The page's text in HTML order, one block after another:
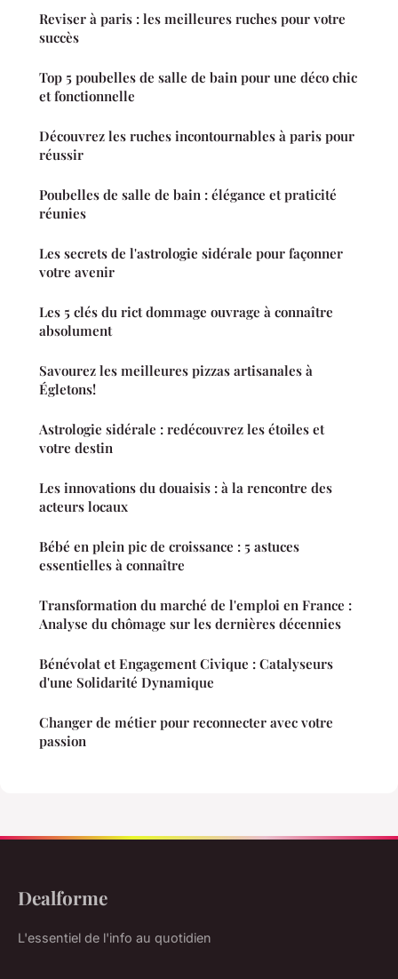
Reviser à paris : les meilleures ruches pour votre
succès
Top 5 poubelles de salle de bain pour une déco chic
et fonctionnelle
Découvrez les ruches incontournables à paris pour
réussir
Poubelles de salle de bain : élégance et praticité
réunies
Les secrets de l'astrologie sidérale pour façonner
votre avenir
Les 5 clés du rict dommage ouvrage à connaître
absolument
Savourez les meilleures pizzas artisanales à
Égletons!
Astrologie sidérale : redécouvrez les étoiles et
votre destin
Les innovations du douaisis : à la rencontre des
acteurs locaux
Bébé en plein pic de croissance : 5 astuces
essentielles à connaître
Transformation du marché de l'emploi en France :
Analyse du chômage sur les dernières décennies
Bénévolat et Engagement Civique : Catalyseurs
d'une Solidarité Dynamique
Changer de métier pour reconnecter avec votre
passion
Dealforme
L'essentiel de l'info au quotidien